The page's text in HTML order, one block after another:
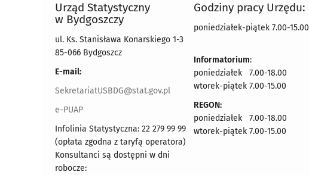
Urząd Statystyczny
w Bydgoszczy
ul. Ks. Stanisława Konarskiego 1-3
85-066 Bydgoszcz
E-mail:
SekretariatUSBDG@stat.gov.pl
e-PUAP
Infolinia Statystyczna: 22 279 99 99
(opłata zgodna z taryfą operatora)
Konsultanci są dostępni w dni
robocze:
Godziny pracy Urzędu:
poniedziałek-piątek 7.00-15.00
Informatorium:
poniedziałek 7.00-18.00
wtorek-piątek 7.00-15.00
REGON:
poniedziałek 7.00-18.00
wtorek-piątek 7.00-15.00